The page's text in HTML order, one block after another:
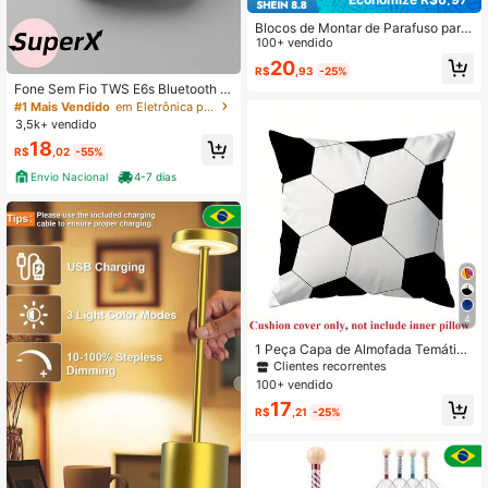
Fone Sem Fio TWS E6s Bluetooth 5.
0 com Tela LED Digital
#1 Mais Vendido
em Eletrônica para motocicletas
3,5k+ vendido
R$18 ,02 -55%
Envio Nacional
4-7 dias
Blocos de Montar de Parafuso para
Educação Precoce - Trens para De
streza dos Dedos
100+ vendido
R$20 ,93 -25%
4
1 Peça Capa de Almofada Temática
de Futebol, 45 x 45 cm - Veludo Pê
ssego Macio Poliéster, Com Zíper, L
avável em Máquina, Adequado par
a Decoração Residencial e de Escri
tório, Sem Enchimento de Almofada
Clientes recorrentes
100+ vendido
R$17 ,21 -25%